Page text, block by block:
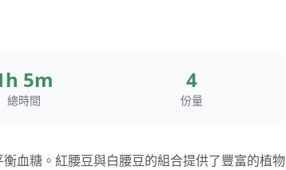
5m
總時間
4
份量
血糖。紅腰豆與白腰豆的組合提供了豐富的植物